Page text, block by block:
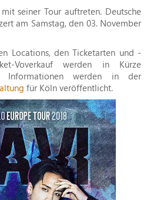
seiner Tour auftreten. Deutsche
am Samstag, den 03. November
Locations, den Ticketarten und -
Voverkauf werden in Kürze
Informationen werden in der
für Köln veröffentlicht.